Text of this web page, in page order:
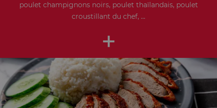
poulet champignons noirs, poulet thaïlandais, poulet
croustillant du chef, ...
+